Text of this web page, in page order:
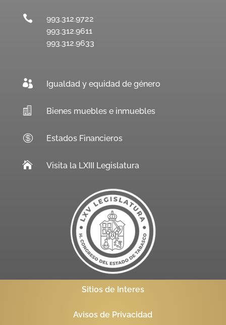

993.312.9722
993.312.9611
993.312.9633
 Igualdad y equidad de género
 Bienes muebles e inmuebles
 Estados Financieros
 Visita la LXIII Legislatura
Sitios de Interes
Avisos de Privacidad